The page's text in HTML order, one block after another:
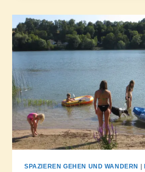
SPAZIEREN GEHEN UND WANDERN